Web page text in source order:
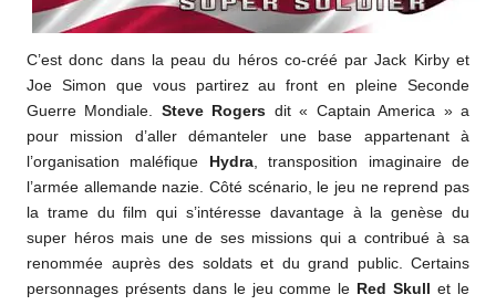
C’est donc dans la peau du héros co-créé par Jack Kirby et
Joe Simon que vous partirez au front en pleine Seconde
Guerre Mondiale. Steve Rogers dit « Captain America » a
pour mission d’aller démanteler une base appartenant à
l’organisation maléfique
Hydra, transposition imaginaire de
l’armée allemande nazie. Côté scénario, le jeu ne reprend pas
la trame du film qui s’intéresse davantage à la genèse du
super héros mais une de ses missions qui a contribué à sa
renommée auprès des soldats et du grand public. Certains
personnages présents dans le jeu comme le Red Skull
et le